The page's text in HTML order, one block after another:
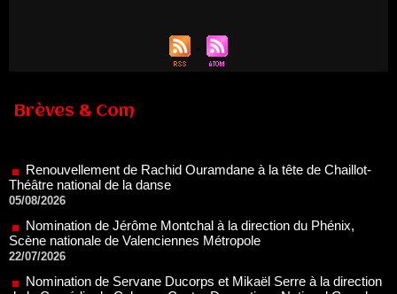
Brèves & Com
Nomination de Jérôme Montchal à la direction du Phénix,
Scène nationale de Valenciennes Métropole
Nomination de Servane Ducorps et Mikaël Serre à la direction
de la Comédie de Colmar - Centre Dramatique National Grand
07/07/2026